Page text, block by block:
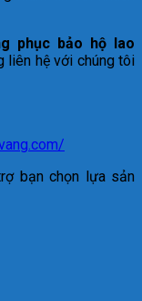
phục bảo hộ lao
liên hệ với chúng tôi
bạn chọn lựa sản